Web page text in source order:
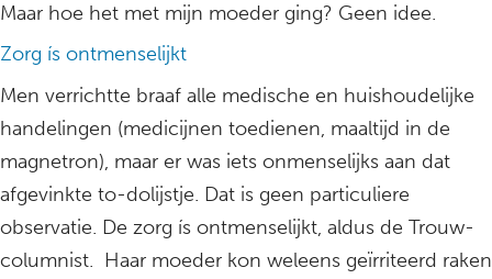
Maar hoe het met mijn moeder ging? Geen idee.
Zorg ís ontmenselijkt
Men verrichtte braaf alle medische en huishoudelijke
handelingen (medicijnen toedienen, maaltijd in de
magnetron), maar er was iets onmenselijks aan dat
afgevinkte to-dolijstje. Dat is geen particuliere
observatie. De zorg ís ontmenselijkt, aldus de Trouw-
columnist. Haar moeder kon weleens geïrriteerd raken